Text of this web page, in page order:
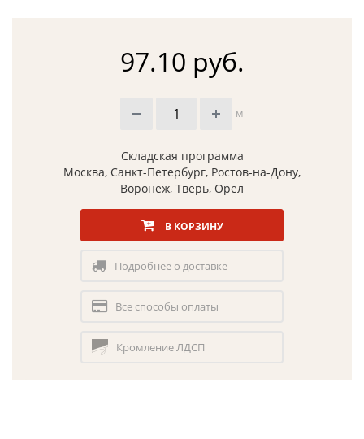
97.10 руб.
м
Складская программа
Москва, Санкт-Петербург, Ростов-на-Дону,
Воронеж, Тверь, Орел
В КОРЗИНУ
Подробнее о доставке
Все способы оплаты
Кромление ЛДСП